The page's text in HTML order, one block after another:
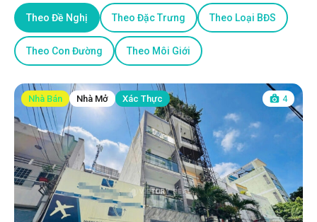
Theo Đề Nghị Theo Đặc Trưng Theo Loại BĐS
Theo Con Đường Theo Môi Giới
Nhà Bán Nhà Mở Xác Thực 4